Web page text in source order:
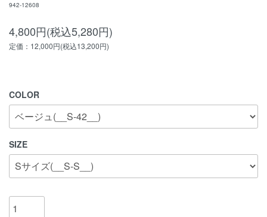
942-12608
4,800円(税込5,280円)
定価：12,000円(税込13,200円)
COLOR
SIZE